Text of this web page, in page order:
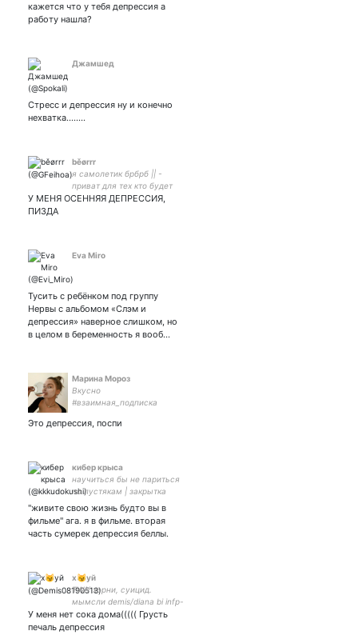
кажется что у тебя депрессия а
работу нашла?
Джамшед
Стресс и депрессия ну и конечно
нехватка........
běørrr
я самолетик брбрб || -
приват для тех кто будет
слушать как я днями-
У МЕНЯ ОСЕННЯЯ ДЕПРЕССИЯ,
ПИЗДА
Eva Miro
Тусить с ребёнком под группу
Нервы с альбомом «Слэм и
депрессия» наверное слишком, но
в целом в беременность я вооб…
Марина Мороз
Вкусно
#взаимная_подписка
#цепочкафолловеров
Это депрессия, поспи
кибер крыса
научиться бы не париться
по пустякам | закрытка
"живите свою жизнь будто вы в
фильме" ага. я в фильме. вторая
часть сумерек депрессия беллы.
х😼уй
TW// хорни, суицид.
мымсли demis/diana bi infp-
t | жёны хорнисофт кринж
мёртв закрытка
У меня нет сока дома((((( Грусть
печаль депрессия